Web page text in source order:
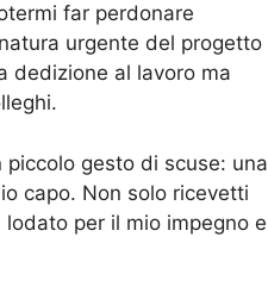
far perdonare
urgente del progetto
dedizione al lavoro ma
gesto di scuse: una
capo. Non solo ricevetti
per il mio impegno e